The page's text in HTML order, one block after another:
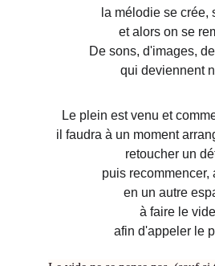
la mélodie se crée,
et alors on se
De sons, d'images,
qui deviennent
Le plein est venu et
il faudra à un moment
retoucher un
puis recommencer,
en un autre
à faire le
afin d'appeler le